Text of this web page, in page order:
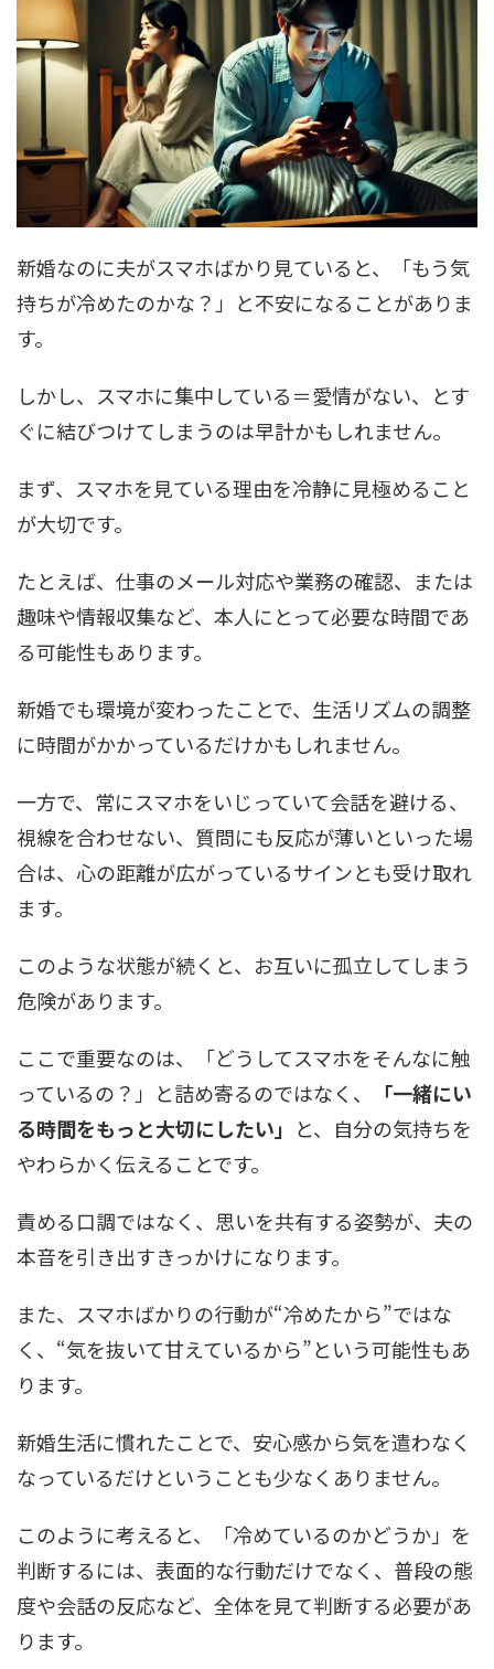
新婚なのに夫がスマホばかり見ていると、「もう気
持ちが冷めたのかな？」と不安になることがありま
す。
しかし、スマホに集中している＝愛情がない、とす
ぐに結びつけてしまうのは早計かもしれません。
まず、スマホを見ている理由を冷静に見極めること
が大切です。
たとえば、仕事のメール対応や業務の確認、または
趣味や情報収集など、本人にとって必要な時間であ
る可能性もあります。
新婚でも環境が変わったことで、生活リズムの調整
に時間がかかっているだけかもしれません。
一方で、常にスマホをいじっていて会話を避ける、
視線を合わせない、質問にも反応が薄いといった場
合は、心の距離が広がっているサインとも受け取れ
ます。
このような状態が続くと、お互いに孤立してしまう
危険があります。
ここで重要なのは、「どうしてスマホをそんなに触
っているの？」と詰め寄るのではなく、
「一緒にい
る時間をもっと大切にしたい」 と、自分の気持ちを
やわらかく伝えることです。
責める口調ではなく、思いを共有する姿勢が、夫の
本音を引き出すきっかけになります。
また、スマホばかりの行動が“冷めたから”ではな
く、“気を抜いて甘えているから”という可能性もあ
ります。
新婚生活に慣れたことで、安心感から気を遣わなく
なっているだけということも少なくありません。
このように考えると、「冷めているのかどうか」を
判断するには、表面的な行動だけでなく、普段の態
度や会話の反応など、全体を見て判断する必要があ
ります。